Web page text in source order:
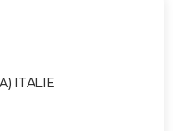
ITALIE